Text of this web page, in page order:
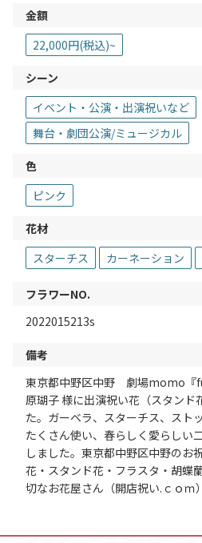
金額
22,000円(税込)~
シーン
イベント・公演・出演祝いなど
舞台・劇団公演/ミュージカル
色
ピンク
花材
スターチス
カーネーション
フラワーNO.
2022015213s
備考
東京都中野区中野 劇場momo『
原瑚子 様に出演祝い花（スタンド
た。ガーベラ、スターチス、スト
たくさん使い、春らしく愛らしい
しました。東京都中野区中野のお
花・スタンド花・フラスタ・胡蝶
切なお花屋さん（開店祝い.ｃｏｍ